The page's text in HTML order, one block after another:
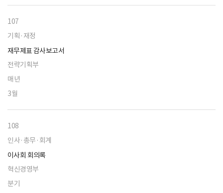
107
기획·재정
재무제표 감사보고서
전략기획부
매년
3월
108
인사·총무·회계
이사회 회의록
혁신경영부
분기